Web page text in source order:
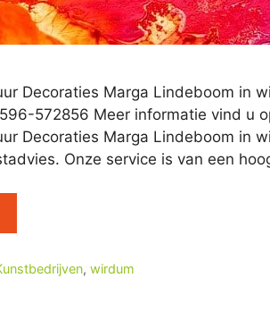
Decoraties Marga Lindeboom in
572856 Meer informatie vind u
Decoraties Marga Lindeboom in
Onze service is van een
,wirdum